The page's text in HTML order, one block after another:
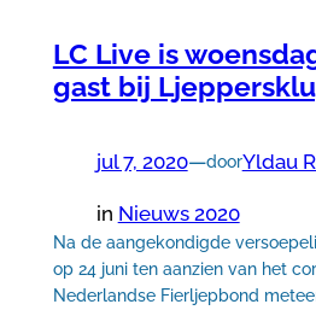
LC Live is
gast bij
jul 7, 2020—doorYldau
in Nieuws 2020
Na de aangekondigde
op 24 juni ten aanzien van het
Nederlandse Fierljepbond